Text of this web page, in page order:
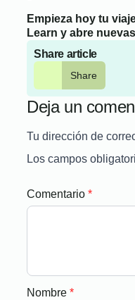
Empieza hoy tu
Learn y abre
Share article
Share
Deja un
Tu dirección de
Los campos
Comentario *
Nombre *